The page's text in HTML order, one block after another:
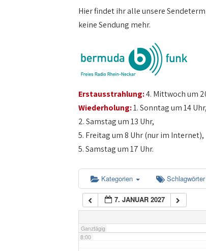
Hier findet ihr alle unsere
keine Sendung mehr.
Erstausstrahlung:4. Mittwoch um
Wiederholung:1. Sonntag um 14 Uhr,
2. Samstag um 13 Uhr,
5. Freitag um 8 Uhr (nur im Internet),
5. Samstag um 17 Uhr.
Kategorien Schlagwörter
7. JANUAR 2027
Ganztägig
1:00
2:00
5:00
6:00
7:00
8:00